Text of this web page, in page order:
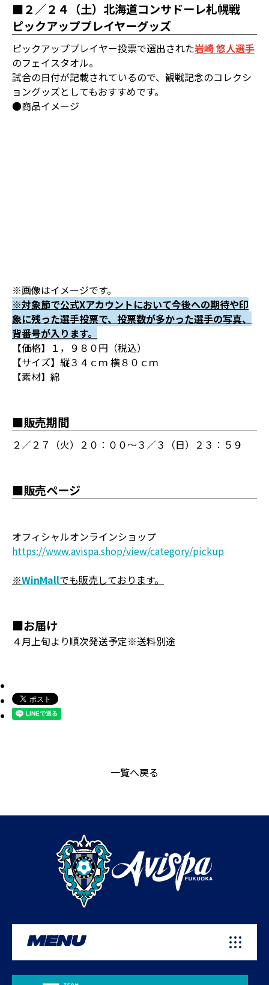
■２／２４（土）北海道コンサドーレ札幌戦
ピックアッププレイヤーグッズ
ピックアッププレイヤー投票で選出された岩崎 悠人選手
のフェイスタオル。
試合の日付が記載されているので、観戦記念のコレクシ
ョングッズとしてもおすすめです。
●商品イメージ
※画像はイメージです。
※対象節で公式Xアカウントにおいて今後への期待や印
象に残った選手投票で、投票数が多かった選手の写真、
背番号が入ります。
【価格】１，９８０円（税込）
【サイズ】縦３４ｃｍ 横８０ｃｍ
【素材】綿
■販売期間
２／２７（火）２０：００～３／３（日）２３：５９
■販売ページ
オフィシャルオンラインショップ
https://www.avispa.shop/view/category/pickup
※WinMallでも販売しております。
■お届け
４月上旬より順次発送予定※送料別途
一覧へ戻る
MENU